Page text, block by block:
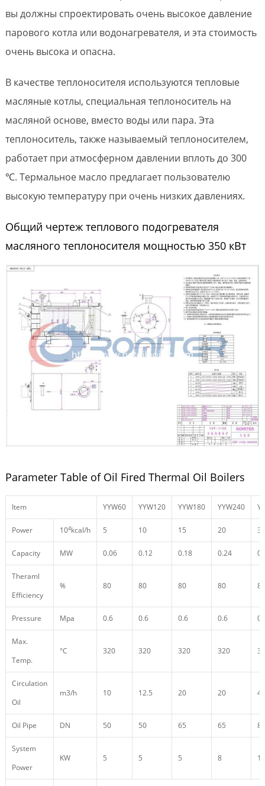
вы должны спроектировать очень высокое давление
парового котла или водонагревателя, и эта стоимость
очень высока и опасна.
В качестве теплоносителя используются тепловые
масляные котлы, специальная теплоноситель на
масляной основе, вместо воды или пара. Эта
теплоноситель, также называемый теплоносителем,
работает при атмосферном давлении вплоть до 300
℃. Термальное масло предлагает пользователю
высокую температуру при очень низких давлениях.
Общий чертеж теплового подогревателя
масляного теплоносителя мощностью 350 кВт
Parameter Table of Oil Fired Thermal Oil Boilers
Item YYW60 YYW120 YYW180 YYW240
Power 104kcal/h 5 10 15 20 30
Capacity MW 0.06 0.12 0.18 0.24
Theraml
Efficiency
% 80 80 80 80 80
Pressure Mpa 0.6 0.6 0.6 0.6
Max.
Temp.
°C 320 320 320 320
Circulation
Oil
m3/h 10 12.5 20 20 40
Oil Pipe DN 50 50 65 65 80
System
Power
KW 5 5 5 8 10